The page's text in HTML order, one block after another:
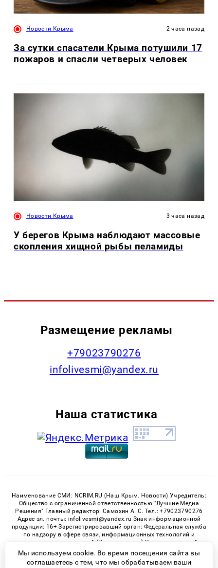
Новости Крыма 2 часа назад
За сутки спасатели Крыма потушили 17
пожаров и спасли четверых человек
Новости Крыма 3 часа назад
У берегов Крыма наблюдают массовые
скопления хищной рыбы пеламиды
Размещение рекламы
+79023790276
infolivesmi@yandex.ru
Наша статистика
Наименование СМИ: NCRIM.RU (Наш Крым. Новости) Учредитель:
Общество с ограниченной ответственностью "Лучшие Медиа
Решения" Главный редактор: Самохин А. С. Тел.: +79023790276
Адрес эл. почты: infolivesmi@yandex.ru Знак информационной
продукции: 16+ Зарегистрировавший орган: Федеральная служба
по надзору в сфере связи, информационных технологий и
массовых коммуникаций (Роскомнадзор) Регистрационный
номер СМИ ЭЛ № ФС 77 - 81150 от 02.06.2021
Мы используем cookie. Во время посещения сайта вы
соглашаетесь с тем, что мы обрабатываем ваши